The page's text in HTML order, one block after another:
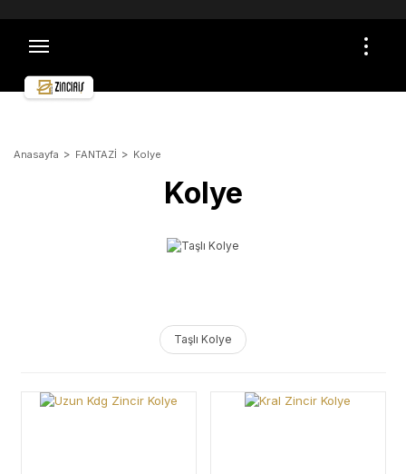
TOPTAN ALIŞVERİŞLER İÇİN İLETİŞİME GEÇİN
Anasayfa FANTAZİ Kolye
Kolye
Taşlı Kolye